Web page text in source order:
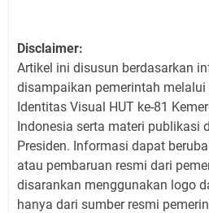
Disclaimer:
Artikel ini disusun berdasarkan
disampaikan pemerintah
Identitas Visual HUT ke-81
Indonesia serta materi publikasi
Presiden. Informasi dapat
atau pembaruan resmi dari
disarankan menggunakan logo
hanya dari sumber resmi